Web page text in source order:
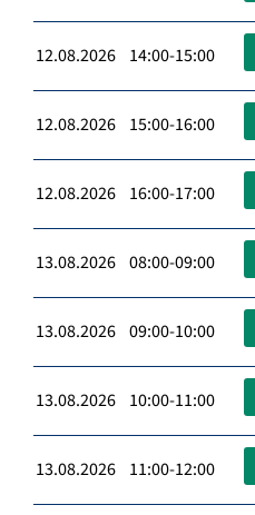
12.08.2026 14:00-15:00
12.08.2026 15:00-16:00
12.08.2026 16:00-17:00
13.08.2026 08:00-09:00
13.08.2026 09:00-10:00
13.08.2026 10:00-11:00
13.08.2026 11:00-12:00